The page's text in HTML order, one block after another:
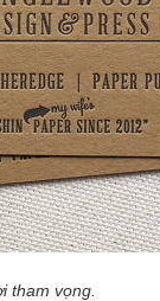
tham vọng.